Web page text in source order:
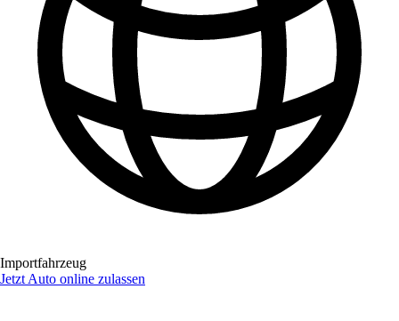
Importfahrzeug
Jetzt Auto online zulassen